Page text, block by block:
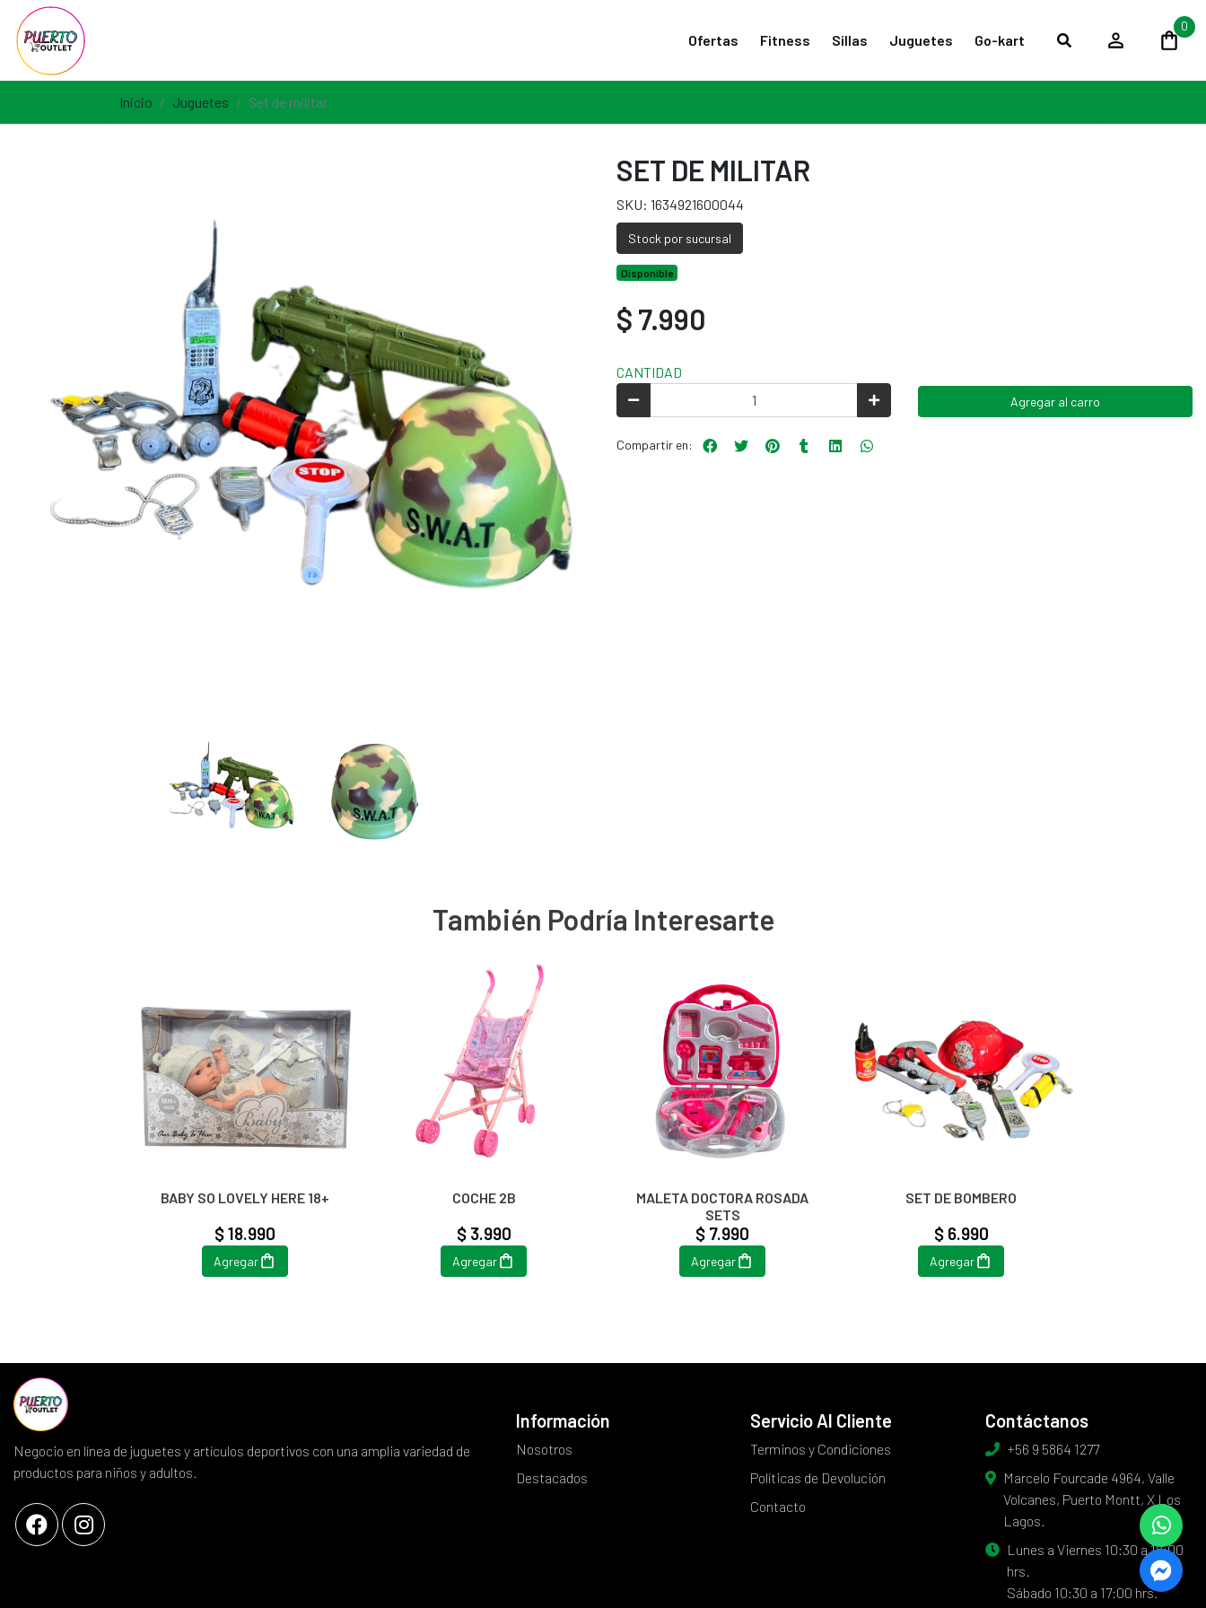
Ofertas Fitness Sillas Juguetes Go-kart
0
Inicio Juguetes Set de militar
SET DE MILITAR
SKU: 1634921600044
Stock por sucursal
Disponible
$ 7.990
CANTIDAD
Agregar al carro
Compartir en:
También Podría Interesarte
BABY SO LOVELY HERE 18+
$ 18.990
Agregar
COCHE 2B
$ 3.990
Agregar
MALETA DOCTORA ROSADA
SETS
$ 7.990
Agregar
SET DE BOMBERO
$ 6.990
Agregar
Negocio en línea de juguetes y artículos deportivos con una amplia variedad de
productos para niños y adultos.
Información
Nosotros
Destacados
Servicio Al Cliente
Terminos y Condiciones
Políticas de Devolución
Contacto
Contáctanos
+56 9 5864 1277
Marcelo Fourcade 4964, Valle
Volcanes, Puerto Montt, X Los
Lagos.
Lunes a Viernes 10:30 a 18:00
hrs.
Sábado 10:30 a 17:00 hrs.